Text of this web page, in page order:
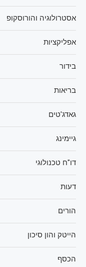
אסטרולוגיה והורוסקופ
אפליקציות
בידור
בריאות
גאדג'טים
גיימינג
דו"ח טכנולוגי
דעות
הורים
הייטק והון סיכון
הכסף